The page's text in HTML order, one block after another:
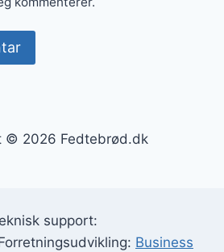
© 2026 Fedtebrød.dk
support:
Business